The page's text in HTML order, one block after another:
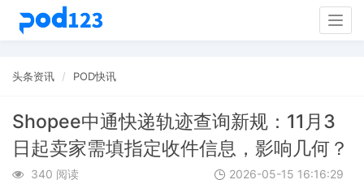
头条资讯 POD快讯
Shopee中通快递轨迹查询新规：11月3
日起卖家需填指定收件信息，影响几何？
340 阅读 2026-05-15 16:16:29